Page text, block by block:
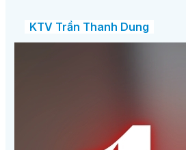
thoại, máy tính. Nếu không thay
KTV Trần Thanh Dung